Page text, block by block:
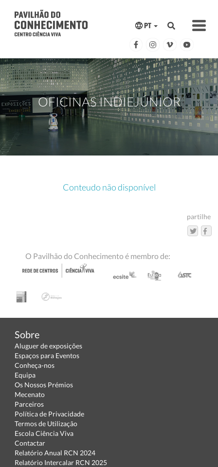
PT
OFICINAS INDIEJÚNIOR
Conteudo não disponível
partilhe
O Pavilhão do Conhecimento é membro de:
Sobre
Aluguer de exposições
Espaços para Eventos
Conheça-nos
Equipa
Os Nossos Prémios
Mecenato
Parceiros
Política de Privacidade
Termos de Utilização
Escola Ciência Viva
Contactar
Relatório Anual RCN 2024
Relatório Intercalar RCN 2025